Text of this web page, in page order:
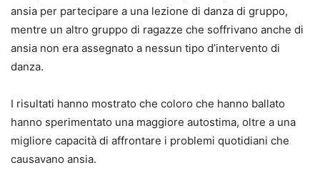
ansia per partecipare a una lezione di danza di gruppo,
mentre un altro gruppo di ragazze che soffrivano anche di
ansia non era assegnato a nessun tipo d’intervento di
danza.
I risultati hanno mostrato che coloro che hanno ballato
hanno sperimentato una maggiore autostima, oltre a una
migliore capacità di affrontare i problemi quotidiani che
causavano ansia.